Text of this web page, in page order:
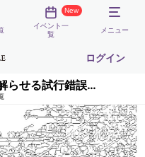
New
イベント一
覧
メニュー
ログイン
「その絵らしさ」をAIに解らせる試行錯誤の旅の残痕